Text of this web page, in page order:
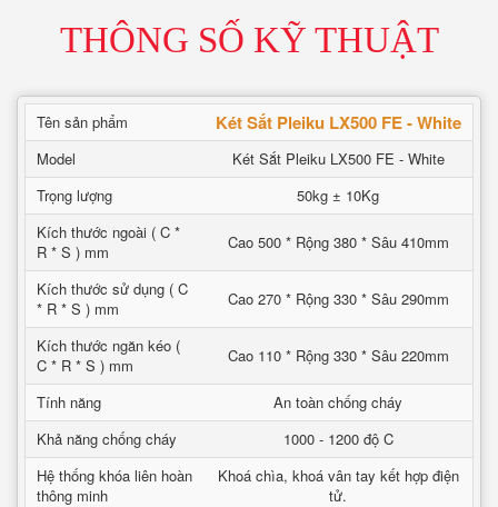
THÔNG SỐ KỸ THUẬT
Tên sản phẩm Két Sắt Pleiku LX500 FE - White
Model
Két Sắt Pleiku LX500 FE - White
Trọng lượng
50kg ± 10Kg
Kích thước ngoài ( C *
R * S ) mm
Cao 500 * Rộng 380 * Sâu 410mm
Kích thước sử dụng ( C
* R * S ) mm
Cao 270 * Rộng 330 * Sâu 290mm
Kích thước ngăn kéo (
C * R * S ) mm
Cao 110 * Rộng 330 * Sâu 220mm
Tính năng
An toàn chống cháy
Khả năng chống cháy
1000 - 1200 độ C
Hệ thống khóa liên hoàn
thông minh
Khoá chìa, khoá vân tay kết hợp điện
tử.